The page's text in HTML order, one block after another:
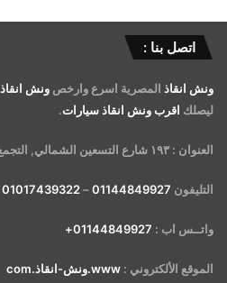
اتصل بنا :
ونش انقاذ المصرية اسرع وارخص ونش
ليصلك اقرب ونش انقاذ سيارات.
العنوان : ١٩٣ شارع التسعين الشمالي, التجمع الخامس – القاهرة – مصر
التليفون 01144849927
–
01017439322
واتــس اب : 01144849927+
الموقع الألكتروني : www.ونش-انقاذ.com